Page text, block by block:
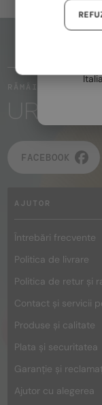
RĂMÂI ÎN CONTACT
FACEBOOK
AJUTOR
Întrebări frecvente
Politica de livrare
Politica de retur și
Contact și servicii
Produse și calitate
Plata și securitatea
Garanție și
Ajutor cu alegerea